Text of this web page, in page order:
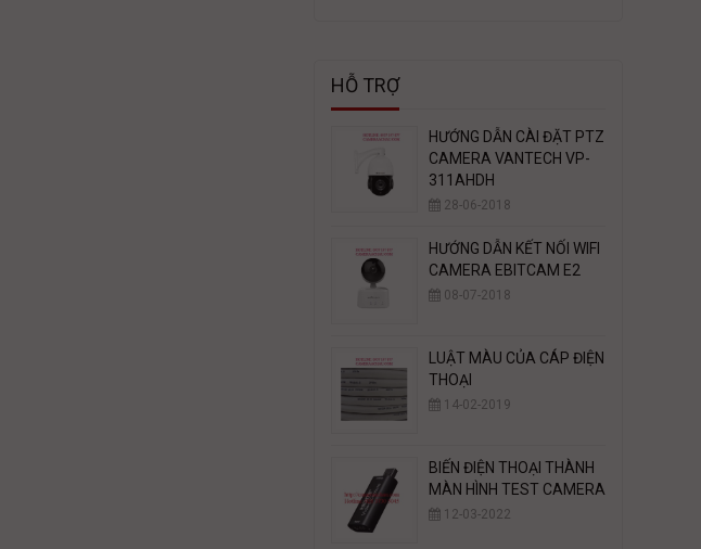
HỖ TRỢ
HƯỚNG DẪN CÀI ĐẶT PTZ
CAMERA VANTECH VP-
311AHDH
28-06-2018
HƯỚNG DẪN KẾT NỐI WIFI
CAMERA EBITCAM E2
08-07-2018
LUẬT MÀU CỦA CÁP ĐIỆN
THOẠI
14-02-2019
BIẾN ĐIỆN THOẠI THÀNH
MÀN HÌNH TEST CAMERA
12-03-2022